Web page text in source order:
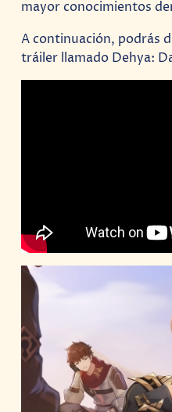
mayor conocimientos
A continuación, podrás
tráiler llamado Dehya: